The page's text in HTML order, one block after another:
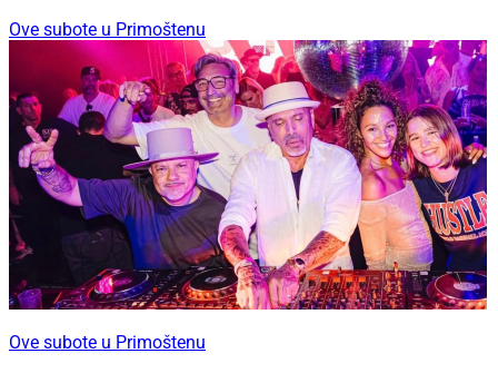
Ove subote u Primoštenu
Ove subote u Primoštenu